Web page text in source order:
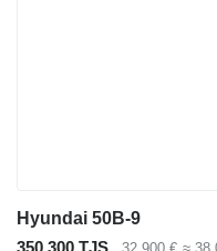
Hyundai 50B-9
350 300 TJS